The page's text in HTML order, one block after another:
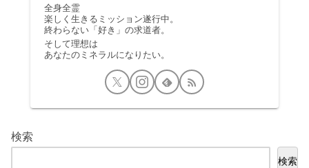
全身全霊
楽しく生きるミッション遂行中。
終わらない「好き」の求道者。
そして理想は
あなたのミネラルになりたい。
検索
検索